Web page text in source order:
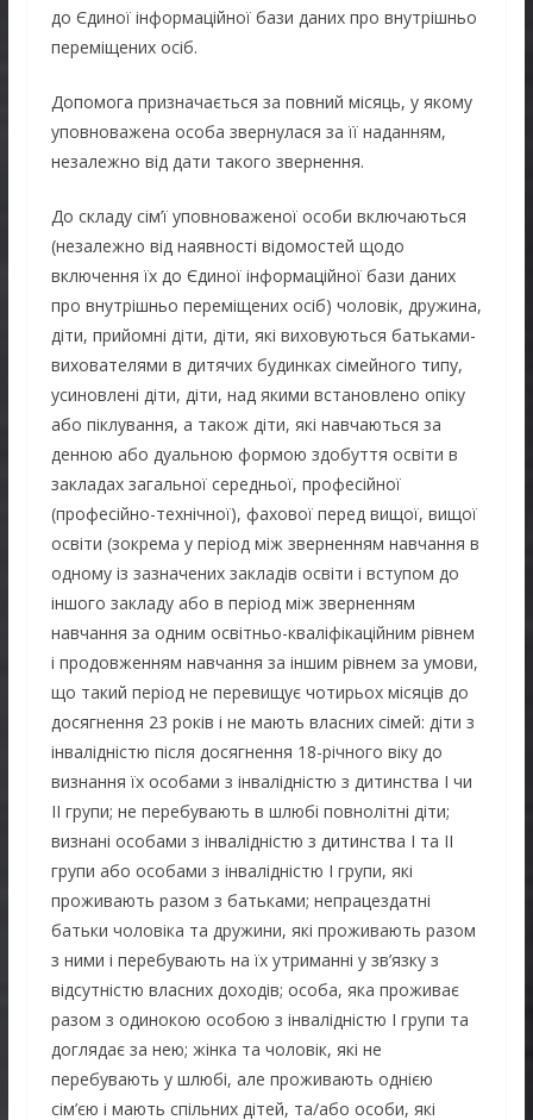
до Єдиної інформаційної бази даних про внутрішньо
переміщених осіб.
Допомога призначається за повний місяць, у якому
уповноважена особа звернулася за її наданням,
незалежно від дати такого звернення.
До складу сім’ї уповноваженої особи включаються
(незалежно від наявності відомостей щодо
включення їх до Єдиної інформаційної бази даних
про внутрішньо переміщених осіб) чоловік, дружина,
діти, прийомні діти, діти, які виховуються батьками-
вихователями в дитячих будинках сімейного типу,
усиновлені діти, діти, над якими встановлено опіку
або піклування, а також діти, які навчаються за
денною або дуальною формою здобуття освіти в
закладах загальної середньої, професійної
(професійно-технічної), фахової перед вищої, вищої
освіти (зокрема у період між зверненням навчання в
одному із зазначених закладів освіти і вступом до
іншого закладу або в період між зверненням
навчання за одним освітньо-кваліфікаційним рівнем
і продовженням навчання за іншим рівнем за умови,
що такий період не перевищує чотирьох місяців до
досягнення 23 років і не мають власних сімей: діти з
інвалідністю після досягнення 18-річного віку до
визнання їх особами з інвалідністю з дитинства I чи
II групи; не перебувають в шлюбі повнолітні діти;
визнані особами з інвалідністю з дитинства I та II
групи або особами з інвалідністю I групи, які
проживають разом з батьками; непрацездатні
батьки чоловіка та дружини, які проживають разом
з ними і перебувають на їх утриманні у зв’язку з
відсутністю власних доходів; особа, яка проживає
разом з одинокою особою з інвалідністю I групи та
доглядає за нею; жінка та чоловік, які не
перебувають у шлюбі, але проживають однією
сім’єю і мають спільних дітей, та/або особи, які